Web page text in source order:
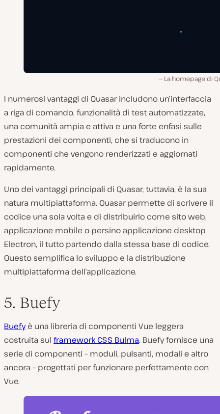
La homepage di
I numerosi vantaggi di Quasar includono un’interfaccia
a riga di comando, funzionalità di test automatizzate,
una comunità ampia e attiva e una forte enfasi sulle
prestazioni dei componenti, che si traducono in
componenti che vengono renderizzati e aggiornati
rapidamente.
Uno dei vantaggi principali di Quasar, tuttavia, è la sua
natura multipiattaforma. Quasar permette di scrivere il
codice una sola volta e di distribuirlo come sito web,
applicazione mobile o persino applicazione desktop
Electron, il tutto partendo dalla stessa base di codice.
Questo semplifica lo sviluppo e la distribuzione
multipiattaforma dell’applicazione.
5. Buefy
Buefyè una libreria di componenti Vue leggera
costruita sul framework CSS Bulma. Buefy fornisce una
serie di componenti – moduli, pulsanti, modali e altro
ancora – progettati per funzionare perfettamente con
Vue.